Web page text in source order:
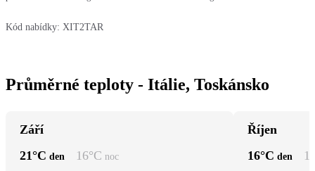
Kód nabídky: XIT2TAR
Průměrné teploty - Itálie, Toskánsko
Září
21°C den 16°C noc
Říjen
16°C den 11